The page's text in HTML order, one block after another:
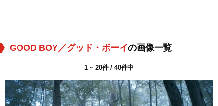
GOOD BOY／グッド・ボーイの画像一覧
1 ~ 20件 / 40件中